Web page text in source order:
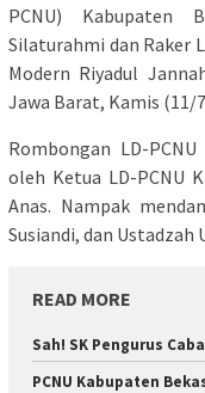
PCNU) Kabupaten
Silaturahmi dan Raker
Modern Riyadul
Jawa Barat, Kamis (11/
Rombongan LD-
oleh Ketua LD-PCNU
Anas. Nampak
Susiandi, dan Ustadzah
READ MORE
Sah! SK Pengurus
PCNU Kabupaten